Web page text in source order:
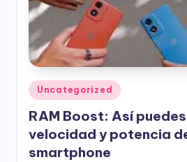
Publicado
en
Uncategorized
RAM Boost: Así
velocidad y potencia
smartphone